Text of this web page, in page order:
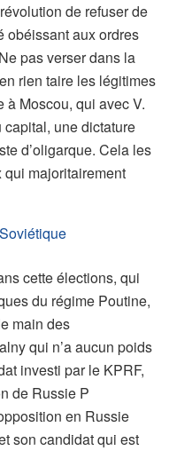
de refuser de
obéissant aux ordres
pas verser dans la
rien taire les légitimes
Moscou, qui avec V.
une dictature
d’oligarque. Cela les
majoritairement
cette élections, qui
du régime Poutine,
main des
qui n’a aucun poids
investi par le KPRF,
de Russie P
en Russie
son candidat qui est